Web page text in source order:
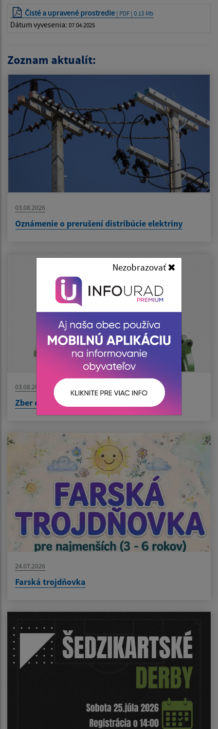
Nezobrazovať
Čisté a upravené prostredie | PDF | 0.13 Mb
Dátum vyvesenia: 07.04.2025
Zoznam aktualít:
03.08.2026
Oznámenie o prerušení distribúcie elektriny
03.08.2026
Zber elektroodpadu
24.07.2026
Farská trojdňovka